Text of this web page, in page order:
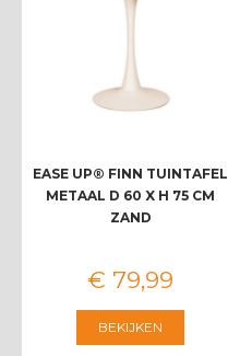
EASE UP® FINN TUINTAFEL
METAAL D 60 X H 75 CM
ZAND
€ 79,99
BEKIJKEN